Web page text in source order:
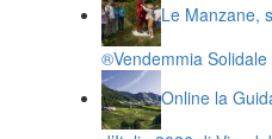
Le Manzane,
®️Vendemmia Solidale
Online la